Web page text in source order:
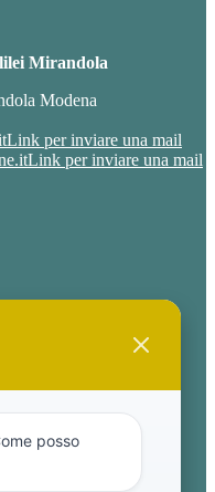
Mirandola
Modena
Link per inviare una mail
Link per inviare una mail